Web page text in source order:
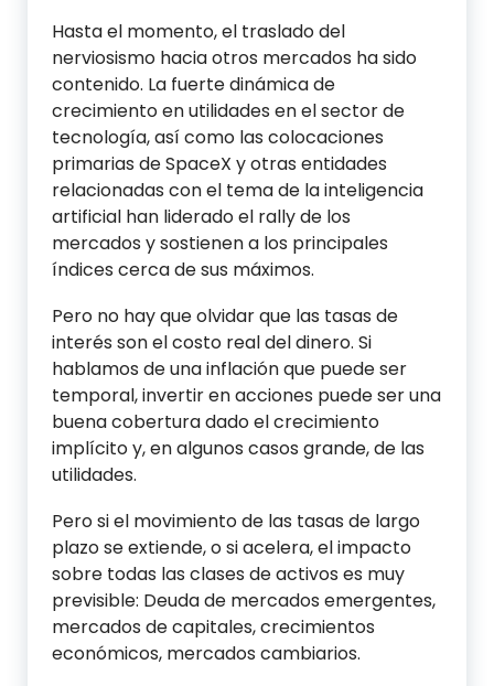
Hasta el momento, el traslado del
nerviosismo hacia otros mercados ha sido
contenido. La fuerte dinámica de
crecimiento en utilidades en el sector de
tecnología, así como las colocaciones
primarias de SpaceX y otras entidades
relacionadas con el tema de la inteligencia
artificial han liderado el rally de los
mercados y sostienen a los principales
índices cerca de sus máximos.
Pero no hay que olvidar que las tasas de
interés son el costo real del dinero. Si
hablamos de una inflación que puede ser
temporal, invertir en acciones puede ser una
buena cobertura dado el crecimiento
implícito y, en algunos casos grande, de las
utilidades.
Pero si el movimiento de las tasas de largo
plazo se extiende, o si acelera, el impacto
sobre todas las clases de activos es muy
previsible: Deuda de mercados emergentes,
mercados de capitales, crecimientos
económicos, mercados cambiarios.